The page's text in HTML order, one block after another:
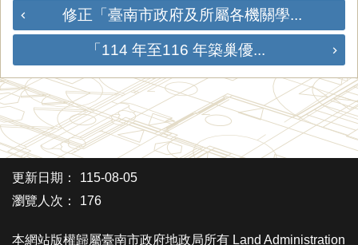
修正「臺南市政府及所屬各機關學...
「114 年至116 年築巢優...
更新日期：
115-08-05
瀏覽人次：
176
本網站版權歸屬臺南市政府地政局所有 Land Administration